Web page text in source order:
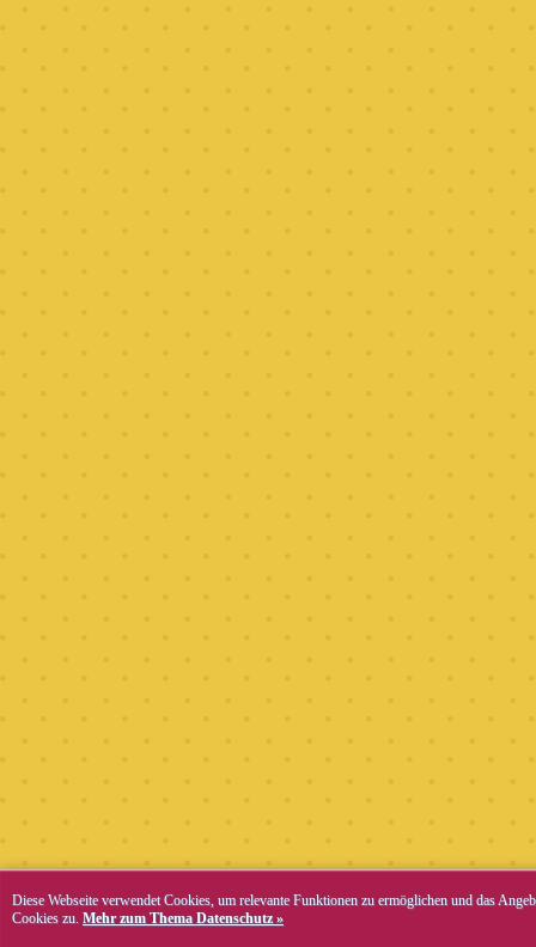
Diese Webseite verwendet Cookies, um relevante Funktionen zu ermöglichen und das
Cookies zu. Mehr zum Thema Datenschutz »